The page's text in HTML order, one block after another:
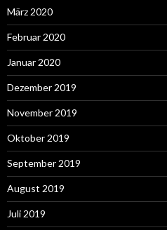
März 2020
Februar 2020
Januar 2020
Dezember 2019
November 2019
Oktober 2019
September 2019
August 2019
Juli 2019